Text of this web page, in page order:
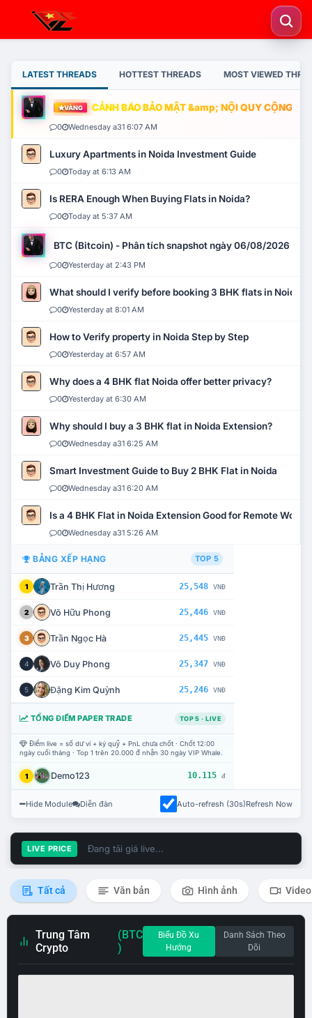
LATEST THREADS HOTTEST THREADS MOST VIEWED
VÀNG CẢNH BÁO BẢO MẬT &amp; NỘI QUY CỘNG
0 Wednesday a31 6:07 AM
Luxury Apartments in Noida Investment Guide
0 Today at 6:13 AM
Is RERA Enough When Buying Flats in Noida?
0 Today at 5:37 AM
BTC (Bitcoin) - Phân tích snapshot ngày 06/08/2026
0 Yesterday at 2:43 PM
What should I verify before booking 3 BHK flats in Noida?
0 Yesterday at 8:01 AM
How to Verify property in Noida Step by Step
0 Yesterday at 6:57 AM
Why does a 4 BHK flat Noida offer better privacy?
0 Yesterday at 6:30 AM
Why should I buy a 3 BHK flat in Noida Extension?
0 Wednesday a31 6:25 AM
Smart Investment Guide to Buy 2 BHK Flat in Noida
0 Wednesday a31 6:20 AM
Is a 4 BHK Flat in Noida Extension Good for Remote Work?
0 Wednesday a31 5:26 AM
BẢNG XẾP HẠNG TOP 5
1 Trần Thị Hương 25,548 VNĐ
2 Võ Hữu Phong 25,446 VNĐ
3 Trần Ngọc Hà 25,445 VNĐ
4 Võ Duy Phong 25,347 VNĐ
5 Đặng Kim Quỳnh 25,246 VNĐ
TỔNG ĐIỂM PAPER TRADE TOP 5 · LIVE
Điểm live = số dư ví + ký quỹ + PnL chưa chốt · Chốt 12:00
ngày cuối tháng · Top 1 trên 20.000 đ nhận 30 ngày VIP Whale.
1 Demo123 10.115 đ
Hide Module Diễn đàn Auto-refresh (30s)Refresh Now
LIVE PRICE Đang tải giá live...
Tất cả Văn bản Hình ảnh Video
Trung Tâm
Crypto
(BTC
)
Biểu Đồ Xu
Hướng
Danh Sách Theo
Dõi